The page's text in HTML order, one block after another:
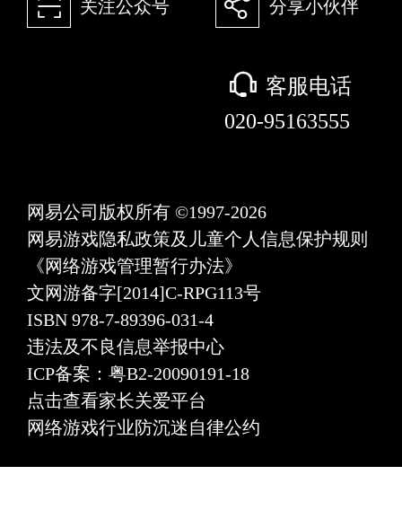
关注公众号 分享小伙伴
򰀃 客服电话
020-95163555
网易公司版权所有 ©1997-2026
网易游戏隐私政策及儿童个人信息保护规则
《网络游戏管理暂行办法》
文网游备字[2014]C-RPG113号
ISBN 978-7-89396-031-4
违法及不良信息举报中心
ICP备案：粤B2-20090191-18
点击查看家长关爱平台
网络游戏行业防沉迷自律公约